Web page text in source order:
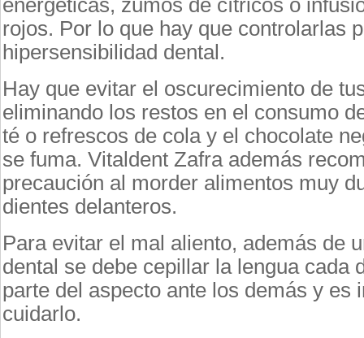
energéticas, zumos de cítricos o
rojos. Por lo que hay que controlarlas
hipersensibilidad dental.
Hay que evitar el oscurecimiento de
eliminando los restos en el consumo
té o refrescos de cola y el chocolate
se fuma. Vitaldent Zafra además
precaución al morder alimentos muy
dientes delanteros.
Para evitar el mal aliento, además de
dental se debe cepillar la lengua cada
parte del aspecto ante los demás y es
cuidarlo.